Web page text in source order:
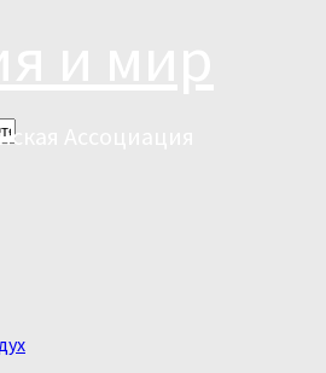
Ассоциация